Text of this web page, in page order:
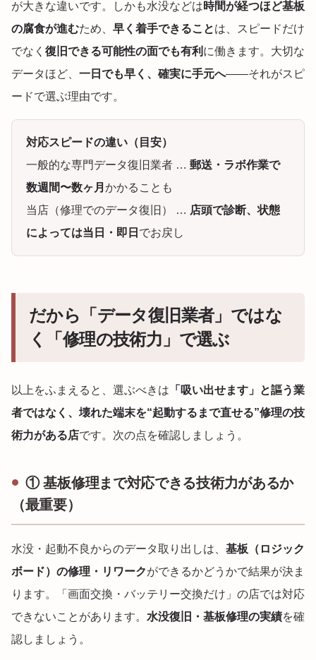
が大きな違いです。しかも水没などは時間が経つほど基板
の腐食が進むため、 早く着手できることは、スピードだけ
でなく 復旧できる可能性の面でも有利 に働きます。大切な
データほど、 一日でも早く、確実に手元へ——それがスピ
ードで選ぶ理由です。
対応スピードの違い（目安）
一般的な専門データ復旧業者 … 郵送・ラボ作業で
数週間〜数ヶ月 かかることも
当店（修理でのデータ復旧） … 店頭で診断、状態
によっては当日・即日 でお戻し
だから「データ復旧業者」ではな
く「修理の技術力」で選ぶ
以上をふまえると、選ぶべきは 「吸い出せます」と謳う業
者ではなく、壊れた端末を“起動するまで直せる”修理の技
術力がある店です。次の点を確認しましょう。
① 基板修理まで対応できる技術力があるか
（最重要）
水没・起動不良からのデータ取り出しは、 基板（ロジック
ボード）の修理・リワークができるかどうかで結果が決ま
ります。「画面交換・バッテリー交換だけ」の店では対応
できないことがあります。 水没復旧・基板修理の実績を確
認しましょう。